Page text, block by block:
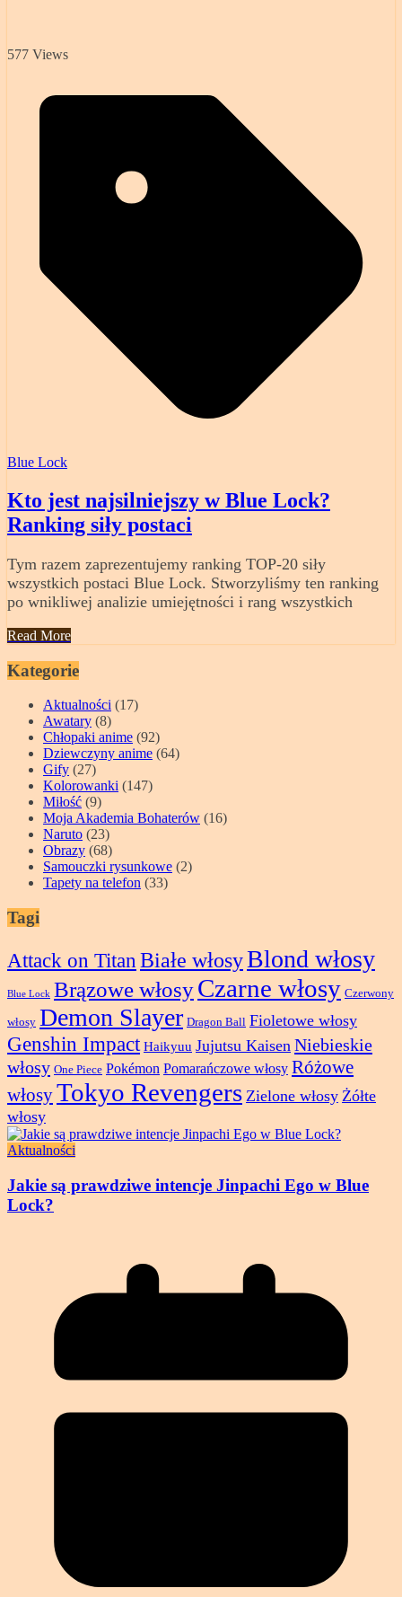
577 Views
Blue Lock
Kto jest najsilniejszy w Blue Lock?
Ranking siły postaci
Tym razem zaprezentujemy ranking TOP-20 siły
wszystkich postaci Blue Lock. Stworzyliśmy ten ranking
po wnikliwej analizie umiejętności i rang wszystkich
Read More
Kategorie
Aktualności (17)
Awatary (8)
Chłopaki anime (92)
Dziewczyny anime (64)
Gify (27)
Kolorowanki (147)
Miłość (9)
Moja Akademia Bohaterów (16)
Naruto (23)
Obrazy (68)
Samouczki rysunkowe (2)
Tapety na telefon (33)
Tagi
Attack on Titan Białe włosyBlond włosy
Blue Lock Brązowe włosyCzarne włosy Czerwony
włosy Demon Slayer Dragon Ball Fioletowe włosy
Genshin Impact Haikyuu Jujutsu Kaisen Niebieskie
włosy One Piece Pokémon Pomarańczowe włosy Różowe
włosyTokyo Revengers Zielone włosy Żółte
włosy
Aktualności
Jakie są prawdziwe intencje Jinpachi Ego w Blue
Lock?